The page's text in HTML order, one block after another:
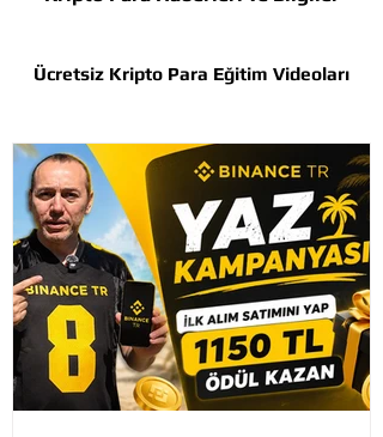
Ücretsiz Kripto Para Eğitim Videoları